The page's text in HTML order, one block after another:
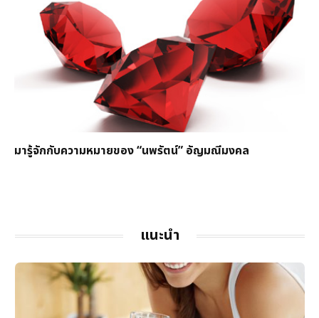
มารู้จักกับความหมายของ “นพรัตน์” อัญมณีมงคล
แนะนำ